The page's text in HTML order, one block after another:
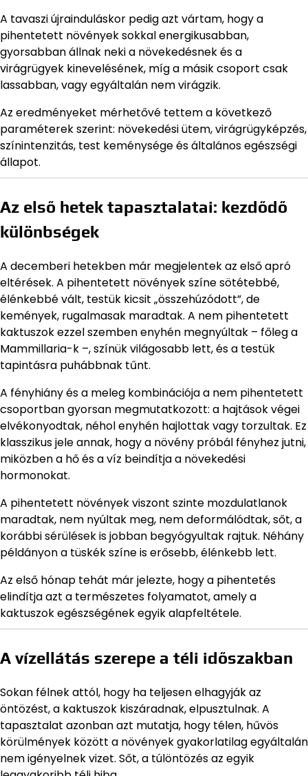
A tavaszi újrainduláskor pedig azt vártam, hogy a
pihentetett növények sokkal energikusabban,
gyorsabban állnak neki a növekedésnek és a
virágrügyek kinevelésének, míg a másik csoport csak
lassabban, vagy egyáltalán nem virágzik.
Az eredményeket mérhetővé tettem a következő
paraméterek szerint: növekedési ütem, virágrügyképzés,
színintenzitás, test keménysége és általános egészségi
állapot.
Az első hetek tapasztalatai: kezdődő
különbségek
A decemberi hetekben már megjelentek az első apró
eltérések. A pihentetett növények színe sötétebbé,
élénkebbé vált, testük kicsit „összehúzódott”, de
kemények, rugalmasak maradtak. A nem pihentetett
kaktuszok ezzel szemben enyhén megnyúltak – főleg a
Mammillaria-k –, színük világosabb lett, és a testük
tapintásra puhábbnak tűnt.
A fényhiány és a meleg kombinációja a nem pihentetett
csoportban gyorsan megmutatkozott: a hajtások végei
elvékonyodtak, néhol enyhén hajlottak vagy torzultak. Ez
klasszikus jele annak, hogy a növény próbál fényhez jutni,
miközben a hő és a víz beindítja a növekedési
hormonokat.
A pihentetett növények viszont szinte mozdulatlanok
maradtak, nem nyúltak meg, nem deformálódtak, sőt, a
korábbi sérülések is jobban begyógyultak rajtuk. Néhány
példányon a tüskék színe is erősebb, élénkebb lett.
Az első hónap tehát már jelezte, hogy a pihentetés
elindítja azt a természetes folyamatot, amely a
kaktuszok egészségének egyik alapfeltétele.
A vízellátás szerepe a téli időszakban
Sokan félnek attól, hogy ha teljesen elhagyják az
öntözést, a kaktuszok kiszáradnak, elpusztulnak. A
tapasztalat azonban azt mutatja, hogy télen, hűvös
körülmények között a növények gyakorlatilag egyáltalán
nem igényelnek vizet. Sőt, a túlöntözés az egyik